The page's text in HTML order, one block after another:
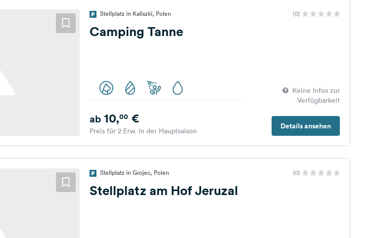
Stellplatz in Kaliszki, Polen (0)
Camping Tanne
Keine Infos zur
Verfügbarkeit
Details ansehen
ab10,00€
Preis für 2 Erw. in der Hauptsaison
Stellplatz in Grojec, Polen (0)
Stellplatz am Hof Jeruzal